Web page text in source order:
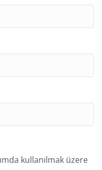
kullanılmak üzere